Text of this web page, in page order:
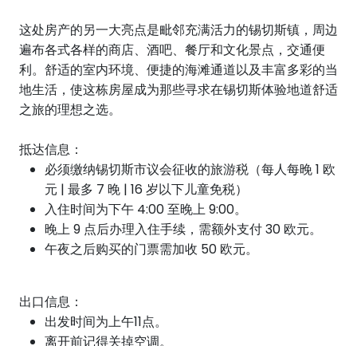
这处房产的另一大亮点是毗邻充满活力的锡切斯镇，周边
遍布各式各样的商店、酒吧、餐厅和文化景点，交通便
利。舒适的室内环境、便捷的海滩通道以及丰富多彩的当
地生活，使这栋房屋成为那些寻求在锡切斯体验地道舒适
之旅的理想之选。
抵达信息：
必须缴纳锡切斯市议会征收的旅游税（每人每晚 1 欧
元 | 最多 7 晚 | 16 岁以下儿童免税）
入住时间为下午 4:00 至晚上 9:00。
晚上 9 点后办理入住手续，需额外支付 30 欧元。
午夜之后购买的门票需加收 50 欧元。
出口信息：
出发时间为上午11点。
离开前记得关掉空调。